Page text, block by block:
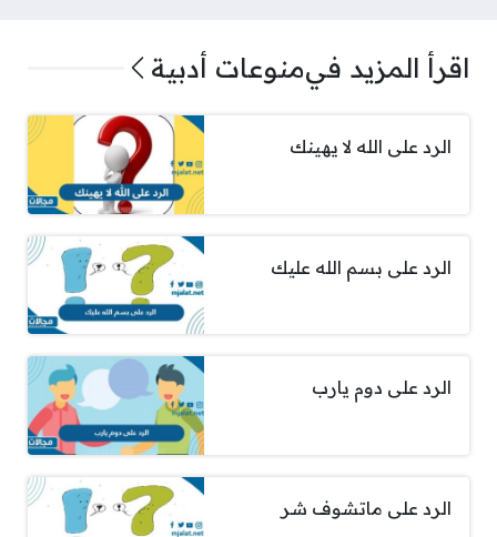
اقرأ المزيد فيمنوعات أدبية
الرد على الله لا يهينك
الرد على بسم الله عليك
الرد على دوم يارب
الرد على ماتشوف شر